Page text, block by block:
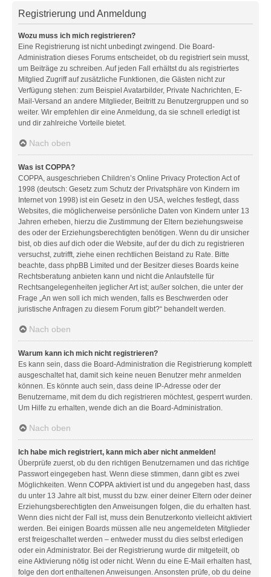
Registrierung und Anmeldung
Wozu muss ich mich registrieren?
Eine Registrierung ist nicht unbedingt zwingend. Die Board-
Administration dieses Forums entscheidet, ob du registriert sein musst,
um Beiträge zu schreiben. Auf jeden Fall erhältst du als registriertes
Mitglied Zugriff auf zusätzliche Funktionen, die Gästen nicht zur
Verfügung stehen: zum Beispiel Avatarbilder, Private Nachrichten, E-
Mail-Versand an andere Mitglieder, Beitritt zu Benutzergruppen und so
weiter. Wir empfehlen dir eine Anmeldung, da sie schnell erledigt ist
und dir zahlreiche Vorteile bietet.
Nach oben
Was ist COPPA?
COPPA, ausgeschrieben Children’s Online Privacy Protection Act of
1998 (deutsch: Gesetz zum Schutz der Privatsphäre von Kindern im
Internet von 1998) ist ein Gesetz in den USA, welches festlegt, dass
Websites, die möglicherweise persönliche Daten von Kindern unter 13
Jahren erheben, hierzu die Zustimmung der Eltern beziehungsweise
des oder der Erziehungsberechtigten benötigen. Wenn du dir unsicher
bist, ob dies auf dich oder die Website, auf der du dich zu registrieren
versuchst, zutrifft, ziehe einen rechtlichen Beistand zu Rate. Bitte
beachte, dass phpBB Limited und der Besitzer dieses Boards keine
Rechtsberatung anbieten kann und nicht die Anlaufstelle für
Rechtsangelegenheiten jeglicher Art ist; außer solchen, die unter der
Frage „An wen soll ich mich wenden, falls es Beschwerden oder
juristische Anfragen zu diesem Forum gibt?“ behandelt werden.
Nach oben
Warum kann ich mich nicht registrieren?
Es kann sein, dass die Board-Administration die Registrierung komplett
ausgeschaltet hat, damit sich keine neuen Benutzer mehr anmelden
können. Es könnte auch sein, dass deine IP-Adresse oder der
Benutzername, mit dem du dich registrieren möchtest, gesperrt wurden.
Um Hilfe zu erhalten, wende dich an die Board-Administration.
Nach oben
Ich habe mich registriert, kann mich aber nicht anmelden!
Überprüfe zuerst, ob du den richtigen Benutzernamen und das richtige
Passwort eingegeben hast. Wenn diese stimmen, dann gibt es zwei
Möglichkeiten. Wenn COPPA aktiviert ist und du angegeben hast, dass
du unter 13 Jahre alt bist, musst du bzw. einer deiner Eltern oder deiner
Erziehungsberechtigten den Anweisungen folgen, die du erhalten hast.
Wenn dies nicht der Fall ist, muss dein Benutzerkonto vielleicht aktiviert
werden. Bei einigen Boards müssen alle neu angemeldeten Mitglieder
erst freigeschaltet werden – entweder musst du dies selbst erledigen
oder ein Administrator. Bei der Registrierung wurde dir mitgeteilt, ob
eine Aktivierung nötig ist oder nicht. Wenn du eine E-Mail erhalten hast,
folge den dort enthaltenen Anweisungen. Ansonsten prüfe, ob du deine